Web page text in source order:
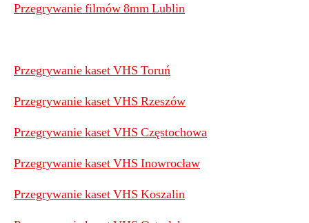
Przegrywanie filmów 8mm Lublin
Przegrywanie kaset VHS Toruń
Przegrywanie kaset VHS Rzeszów
Przegrywanie kaset VHS Częstochowa
Przegrywanie kaset VHS Inowrocław
Przegrywanie kaset VHS Koszalin